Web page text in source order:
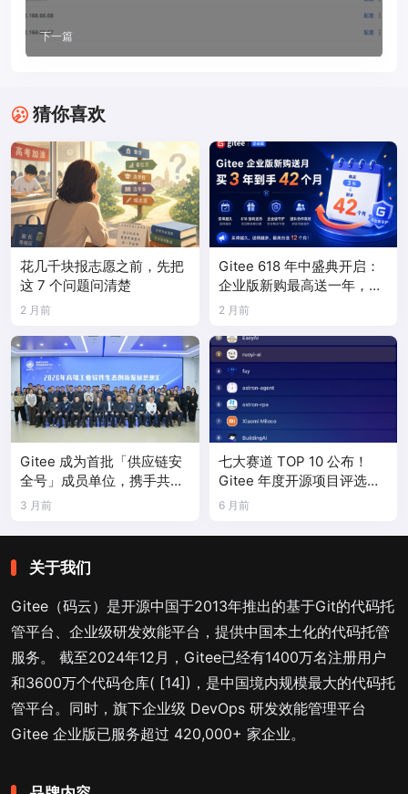
下一篇
猜你喜欢
花几千块报志愿之前，先把
这 7 个问题问清楚
2 月前
Gitee 618 年中盛典开启：
企业版新购最高送一年，
PocketClaw 首次限时折扣
2 月前
Gitee 成为首批「供应链安
全号」成员单位，携手共建
国产工业软件生态
3 月前
七大赛道 TOP 10 公布！
Gitee 年度开源项目评选结
果正式揭晓
6 月前
关于我们
Gitee（码云）是开源中国于2013年推出的基于Git的代码托
管平台、企业级研发效能平台，提供中国本土化的代码托管
服务。 截至2024年12月，Gitee已经有1400万名注册用户
和3600万个代码仓库( [14])，是中国境内规模最大的代码托
管平台。同时，旗下企业级 DevOps 研发效能管理平台
Gitee 企业版已服务超过 420,000+ 家企业。